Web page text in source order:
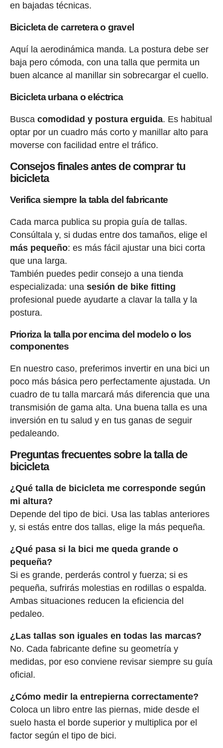
en bajadas técnicas.
Bicicleta de carretera o gravel
Aquí la aerodinámica manda. La postura debe ser
baja pero cómoda, con una talla que permita un
buen alcance al manillar sin sobrecargar el cuello.
Bicicleta urbana o eléctrica
Busca comodidad y postura erguida. Es habitual
optar por un cuadro más corto y manillar alto para
moverse con facilidad entre el tráfico.
Consejos finales antes de comprar tu
bicicleta
Verifica siempre la tabla del fabricante
Cada marca publica su propia guía de tallas.
Consúltala y, si dudas entre dos tamaños, elige el
más pequeño: es más fácil ajustar una bici corta
que una larga.
También puedes pedir consejo a una tienda
especializada: una sesión de bike fitting
profesional puede ayudarte a clavar la talla y la
postura.
Prioriza la talla por encima del modelo o los
componentes
En nuestro caso, preferimos invertir en una bici un
poco más básica pero perfectamente ajustada. Un
cuadro de tu talla marcará más diferencia que una
transmisión de gama alta. Una buena talla es una
inversión en tu salud y en tus ganas de seguir
pedaleando.
Preguntas frecuentes sobre la talla de
bicicleta
¿Qué talla de bicicleta me corresponde según
mi altura?
Depende del tipo de bici. Usa las tablas anteriores
y, si estás entre dos tallas, elige la más pequeña.
¿Qué pasa si la bici me queda grande o
pequeña?
Si es grande, perderás control y fuerza; si es
pequeña, sufrirás molestias en rodillas o espalda.
Ambas situaciones reducen la eficiencia del
pedaleo.
¿Las tallas son iguales en todas las marcas?
No. Cada fabricante define su geometría y
medidas, por eso conviene revisar siempre su guía
oficial.
¿Cómo medir la entrepierna correctamente?
Coloca un libro entre las piernas, mide desde el
suelo hasta el borde superior y multiplica por el
factor según el tipo de bici.